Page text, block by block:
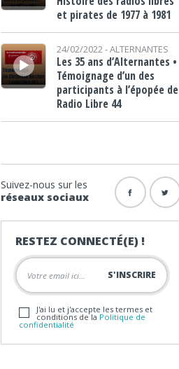
et pirates de 1977 à 1981
Lecteur audio
24/02/2022 -ALTERNANTES
Les 35 ans d’Alternantes •
Témoignage d’un des
participants à l’épopée de
Radio Libre 44
Suivez-nous sur les
réseaux sociaux
RESTEZ CONNECTÉ(E) !
J'ai lu et j'accepte les termes et
conditions de la Politique de
confidentialité